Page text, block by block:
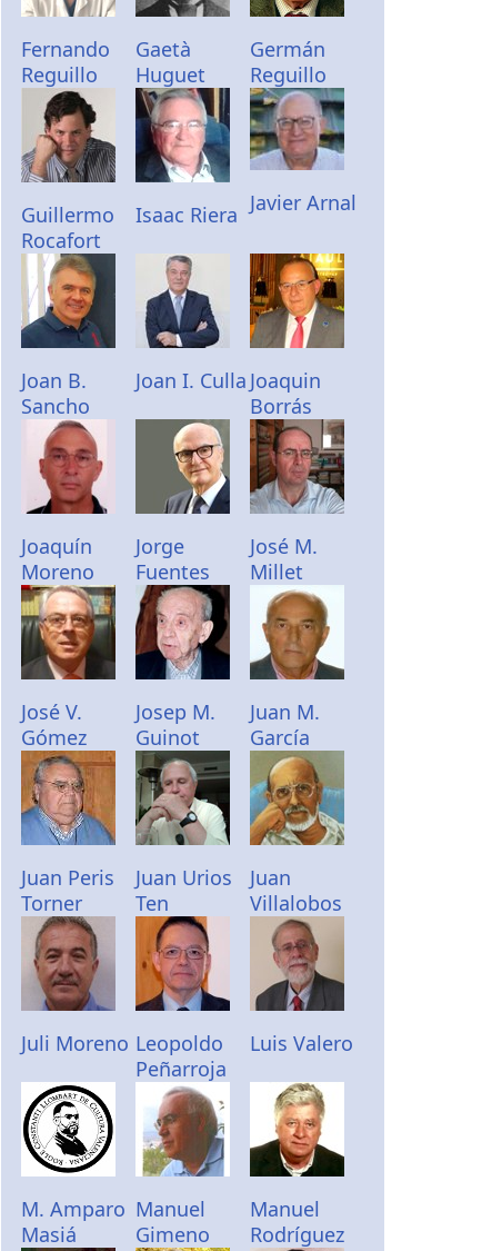
Fernando
Reguillo
Gaetà
Huguet
Germán
Reguillo
Guillermo
Rocafort
Isaac Riera Javier Arnal
Joan B.
Sancho
Joan I. Culla Joaquin
Borrás
Joaquín
Moreno
Jorge
Fuentes
José M.
Millet
José V.
Gómez
Josep M.
Guinot
Juan M.
García
Juan Peris
Torner
Juan Urios
Ten
Juan
Villalobos
Juli Moreno Leopoldo
Peñarroja
Luis Valero
M. Amparo
Masiá
Manuel
Gimeno
Manuel
Rodríguez